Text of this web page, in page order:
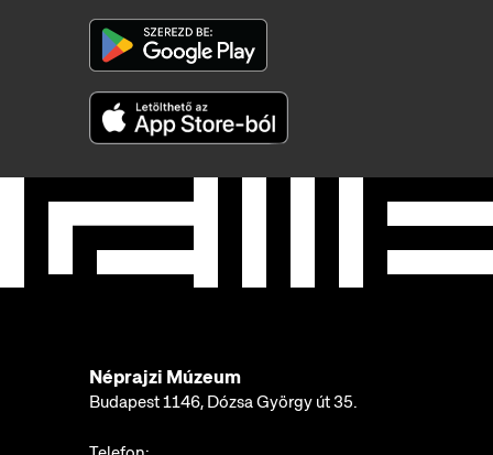
Néprajzi Múzeum
Budapest 1146, Dózsa György út 35.